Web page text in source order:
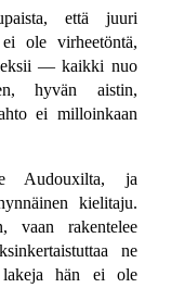
että juuri
ole virheetöntä,
— kaikki nuo
hyvän aistin,
ei milloinkaan
Audouxilta, ja
kielitaju.
vaan rakentelee
ne
lakeja hän ei ole